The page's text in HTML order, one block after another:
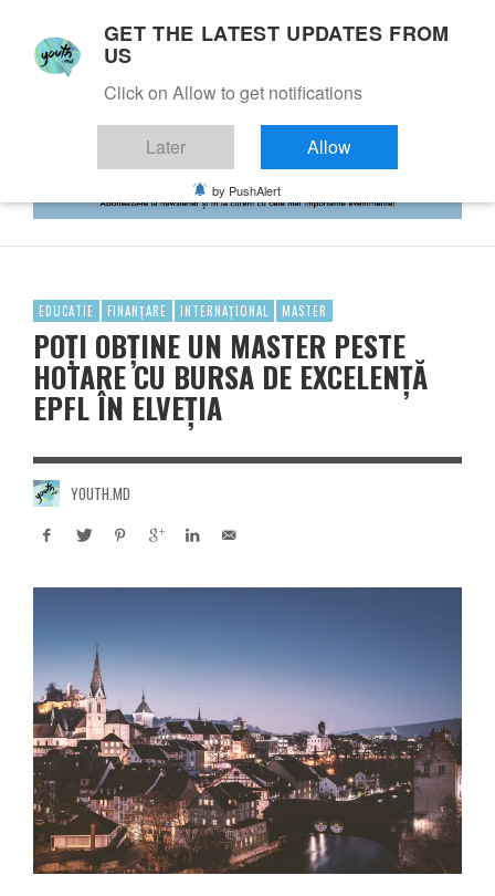
EDUCATIE FINANȚARE INTERNAȚIONAL MASTER
POȚI OBȚINE UN MASTER PESTE
HOTARE CU BURSA DE EXCELENȚĂ
EPFL ÎN ELVEȚIA
YOUTH.MD
GET THE LATEST UPDATES FROM
US
Click on Allow to get notifications
Later Allow
by PushAlert